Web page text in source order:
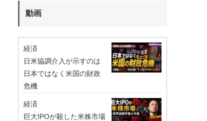
動画
経済
日米協調介入が示すのは
日本ではなく米国の財政
危機
経済
巨大IPOが殺した米株市場